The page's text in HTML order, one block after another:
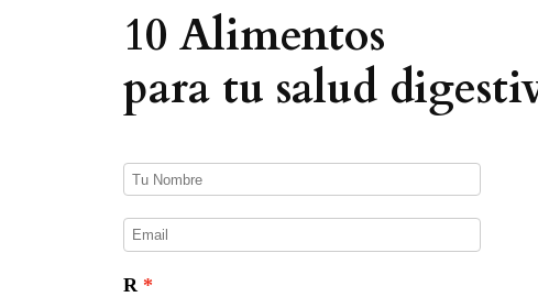
t
o
10 Alimentos
para tu salud